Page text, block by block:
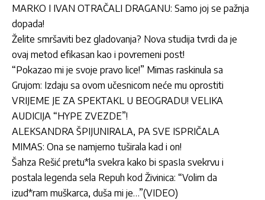
MARKO I IVAN OTRAČALI DRAGANU: Samo joj se pažnja
dopada!
Želite smršaviti bez gladovanja? Nova studija tvrdi da je
ovaj metod efikasan kao i povremeni post!
“Pokazao mi je svoje pravo lice!” Mimas raskinula sa
Grujom: Izdaju sa ovom učesnicom neće mu oprostiti
VRIJEME JE ZA SPEKTAKL U BEOGRADU! VELIKA
AUDICIJA “HYPE ZVEZDE”!
ALEKSANDRA ŠPIJUNIRALA, PA SVE ISPRIČALA
MIMAS: Ona se namjerno tuširala kad i on!
Šahza Rešić pretu*la svekra kako bi spasIa svekrvu i
postala legenda sela Repuh kod Živinica: “Volim da
izud*ram muškarca, duša mi je…”(VIDEO)